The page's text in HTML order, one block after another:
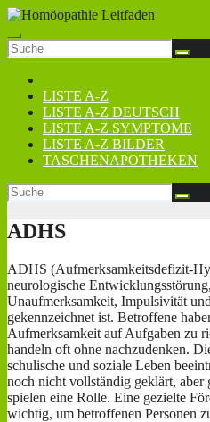
Zum
Inhalt
springen
LISTE A-Z
LISTE A-Z DEUTSCH
LISTE A-Z SYMPTOME
LISTE A-Z BILDER
TASCHENAPOTHEKEN
ADHS
ADHS (Aufmerksamkeitsdefizit-
neurologische
Unaufmerksamkeit, Impulsivität
gekennzeichnet ist. Betroffene
Aufmerksamkeit auf Aufgaben zu
handeln oft ohne nachzudenken.
schulische und soziale Leben
noch nicht vollständig geklärt, aber
spielen eine Rolle. Eine gezielte
wichtig, um betroffenen Personen